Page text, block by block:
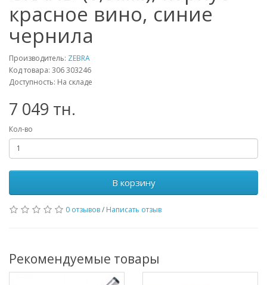
красное вино, синие
чернила
Производитель: ZEBRA
Код товара: 306 303246
Доступность: На складе
7 049 тн.
Кол-во
В корзину
0 отзывов/ Написать отзыв
Рекомендуемые товары